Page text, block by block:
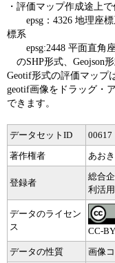
・評価マップ作成途上
epsg：4326 地理座標
標系
epsg:2448 平面直角
のSHP形式、Geojson
Geotif形式の評価マップ
geotif画像をドラッグ・
できます。
データセットID
00617
著作権者
あお
登録者
総合
利活
データのライセン
ス
CC-
データの性質
画像